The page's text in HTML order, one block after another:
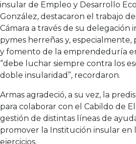
insular de Empleo y Desarrollo
González, destacaron el trabajo
Cámara a través de su delegación
pymes herreñas y, especialmente,
y fomento de la emprendeduría
“debe luchar siempre contra los
doble insularidad”, recordaron.
Armas agradeció, a su vez, la
para colaborar con el Cabildo de
gestión de distintas líneas de
promover la Institución insular en
ejercicios.